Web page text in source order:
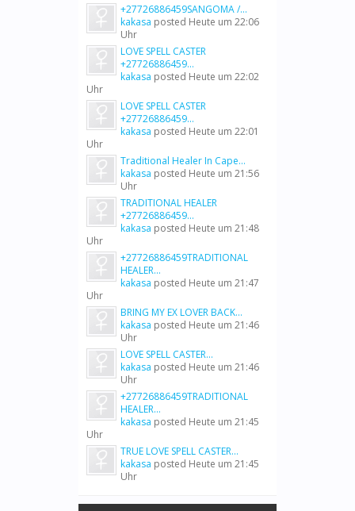
+27726886459SANGOMA /...
kakasa posted Heute um 22:06
Uhr
LOVE SPELL CASTER
+27726886459...
kakasa posted Heute um 22:02
Uhr
LOVE SPELL CASTER
+27726886459...
kakasa posted Heute um 22:01
Uhr
Traditional Healer In Cape...
kakasa posted Heute um 21:56
Uhr
TRADITIONAL HEALER
+27726886459...
kakasa posted Heute um 21:48
Uhr
+27726886459TRADITIONAL
HEALER...
kakasa posted Heute um 21:47
Uhr
BRING MY EX LOVER BACK...
kakasa posted Heute um 21:46
Uhr
LOVE SPELL CASTER...
kakasa posted Heute um 21:46
Uhr
+27726886459TRADITIONAL
HEALER...
kakasa posted Heute um 21:45
Uhr
TRUE LOVE SPELL CASTER...
kakasa posted Heute um 21:45
Uhr